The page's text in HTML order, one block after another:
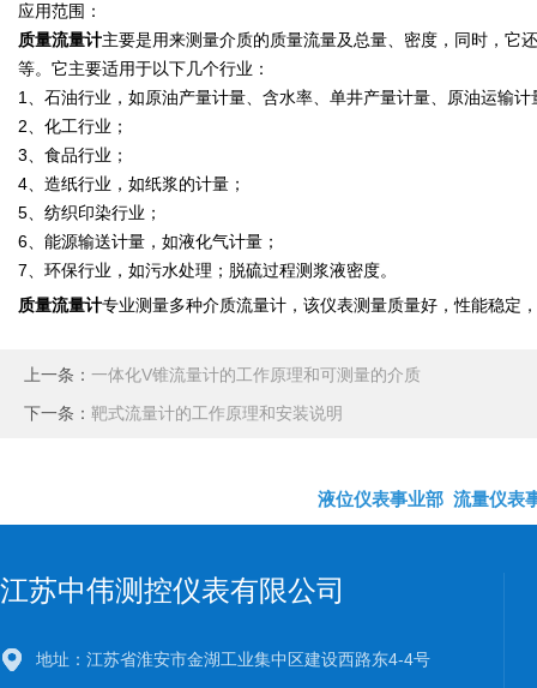
应用范围：
质量流量计主要是用来测量介质的质量流量及总量、密度，同时，它
等。它主要适用于以下几个行业：
1、石油行业，如原油产量计量、含水率、单井产量计量、原油运输
2、化工行业；
3、食品行业；
4、造纸行业，如纸浆的计量；
5、纺织印染行业；
6、能源输送计量，如液化气计量；
7、环保行业，如污水处理；脱硫过程测浆液密度。
质量流量计专业测量多种介质流量计，该仪表测量质量好，性能稳定
上一条： 一体化V锥流量计的工作原理和可测量的介质
下一条： 靶式流量计的工作原理和安装说明
液位仪表事业部 流量仪表
江苏中伟测控仪表有限公司
地址：江苏省淮安市金湖工业集中区建设西路东4-4号